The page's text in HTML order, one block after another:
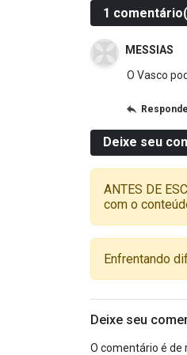
1
MESSIAS
O Vasco
Deixe seu
ANTES DE
com o
Enfrentando
Deixe seu
O comentário é de